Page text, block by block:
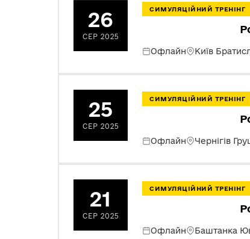
26
СЕР 2025
СИМУЛЯЦІЙНИЙ ТРЕНІНГ
Офлайн Київ
25
СЕР 2025
СИМУЛЯЦІЙНИЙ ТРЕНІНГ
Офлайн Чернігів
21
СЕР 2025
СИМУЛЯЦІЙНИЙ ТРЕНІНГ
Офлайн Баштанка